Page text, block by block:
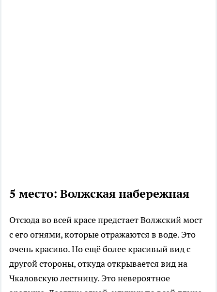
5 место: Волжская набережная
Отсюда во всей красе предстает Волжский мост
с его огнями, которые отражаются в воде. Это
очень красиво. Но ещё более красивый вид с
другой стороны, откуда открывается вид на
Чкаловскую лестницу. Это невероятное